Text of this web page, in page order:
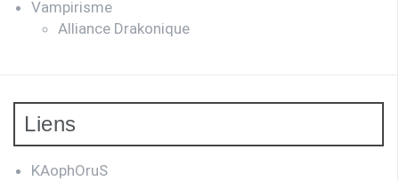
Vampirisme
Alliance Drakonique
Liens
KAophOruS